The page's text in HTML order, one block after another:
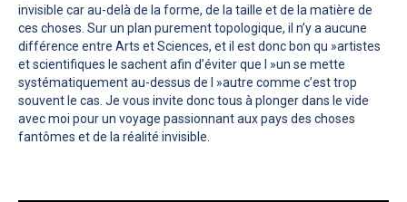
invisible car au-delà de la forme, de la taille et de la matière de
ces choses. Sur un plan purement topologique, il n’y a aucune
différence entre Arts et Sciences, et il est donc bon qu »artistes
et scientifiques le sachent afin d’éviter que l »un se mette
systématiquement au-dessus de l »autre comme c’est trop
souvent le cas. Je vous invite donc tous à plonger dans le vide
avec moi pour un voyage passionnant aux pays des choses
fantômes et de la réalité invisible.